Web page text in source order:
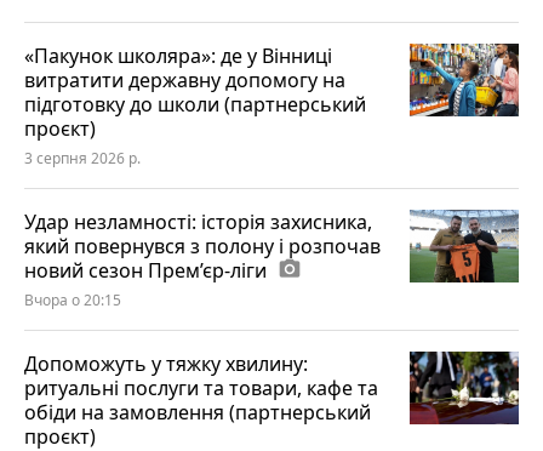
«Пакунок школяра»: де у Вінниці
витратити державну допомогу на
підготовку до школи (партнерський
проєкт)
3 серпня 2026 р.
Удар незламності: історія захисника,
який повернувся з полону і розпочав
новий сезон Прем’єр-ліги photo_camera
Вчора о 20:15
Допоможуть у тяжку хвилину:
ритуальні послуги та товари, кафе та
обіди на замовлення (партнерський
проєкт)